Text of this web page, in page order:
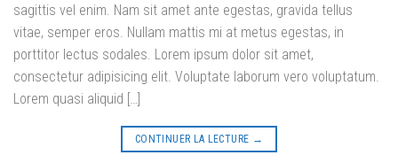
sagittis vel enim. Nam sit amet ante egestas, gravida tellus
vitae, semper eros. Nullam mattis mi at metus egestas, in
porttitor lectus sodales. Lorem ipsum dolor sit amet,
consectetur adipisicing elit. Voluptate laborum vero voluptatum.
Lorem quasi aliquid […]
CONTINUER LA LECTURE →